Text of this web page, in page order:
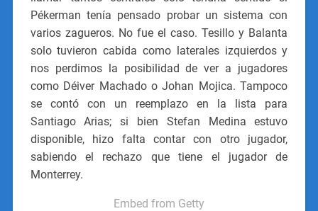
Pékerman tenía pensado probar un sistema con
varios zagueros. No fue el caso. Tesillo y Balanta
solo tuvieron cabida como laterales izquierdos y
nos perdimos la posibilidad de ver a jugadores
como Déiver Machado o Johan Mojica. Tampoco
se contó con un reemplazo en la lista para
Santiago Arias; si bien Stefan Medina estuvo
disponible, hizo falta contar con otro jugador,
sabiendo el rechazo que tiene el jugador de
Monterrey.
Embed from Getty